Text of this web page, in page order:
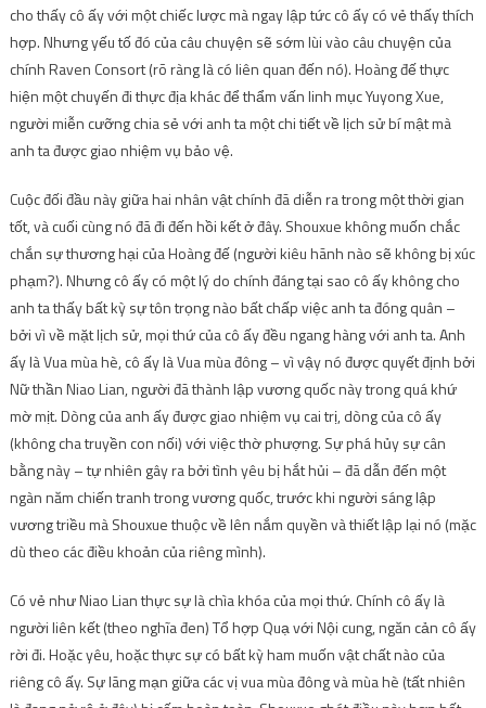
cho thấy cô ấy với một chiếc lược mà ngay lập tức cô ấy có vẻ thấy thích
hợp. Nhưng yếu tố đó của câu chuyện sẽ sớm lùi vào câu chuyện của
chính Raven Consort (rõ ràng là có liên quan đến nó). Hoàng đế thực
hiện một chuyến đi thực địa khác để thẩm vấn linh mục Yuyong Xue,
người miễn cưỡng chia sẻ với anh ta một chi tiết về lịch sử bí mật mà
anh ta được giao nhiệm vụ bảo vệ.
Cuộc đối đầu này giữa hai nhân vật chính đã diễn ra trong một thời gian
tốt, và cuối cùng nó đã đi đến hồi kết ở đây. Shouxue không muốn chắc
chắn sự thương hại của Hoàng đế (người kiêu hãnh nào sẽ không bị xúc
phạm?). Nhưng cô ấy có một lý do chính đáng tại sao cô ấy không cho
anh ta thấy bất kỳ sự tôn trọng nào bất chấp việc anh ta đóng quân –
bởi vì về mặt lịch sử, mọi thứ của cô ấy đều ngang hàng với anh ta. Anh
ấy là Vua mùa hè, cô ấy là Vua mùa đông – vì vậy nó được quyết định bởi
Nữ thần Niao Lian, người đã thành lập vương quốc này trong quá khứ
mờ mịt. Dòng của anh ấy được giao nhiệm vụ cai trị, dòng của cô ấy
(không cha truyền con nối) với việc thờ phượng. Sự phá hủy sự cân
bằng này – tự nhiên gây ra bởi tình yêu bị hắt hủi – đã dẫn đến một
ngàn năm chiến tranh trong vương quốc, trước khi người sáng lập
vương triều mà Shouxue thuộc về lên nắm quyền và thiết lập lại nó (mặc
dù theo các điều khoản của riêng mình).
Có vẻ như Niao Lian thực sự là chìa khóa của mọi thứ. Chính cô ấy là
người liên kết (theo nghĩa đen) Tổ hợp Quạ với Nội cung, ngăn cản cô ấy
rời đi. Hoặc yêu, hoặc thực sự có bất kỳ ham muốn vật chất nào của
riêng cô ấy. Sự lãng mạn giữa các vị vua mùa đông và mùa hè (tất nhiên